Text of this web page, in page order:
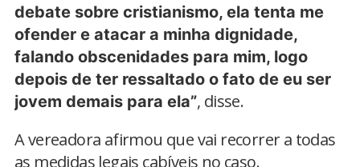
debate sobre cristianismo, ela tenta me
ofender e atacar a minha dignidade,
falando obscenidades para mim, logo
depois de ter ressaltado o fato de eu ser
jovem demais para ela”, disse.
A vereadora afirmou que vai recorrer a todas
as medidas legais cabíveis no caso.